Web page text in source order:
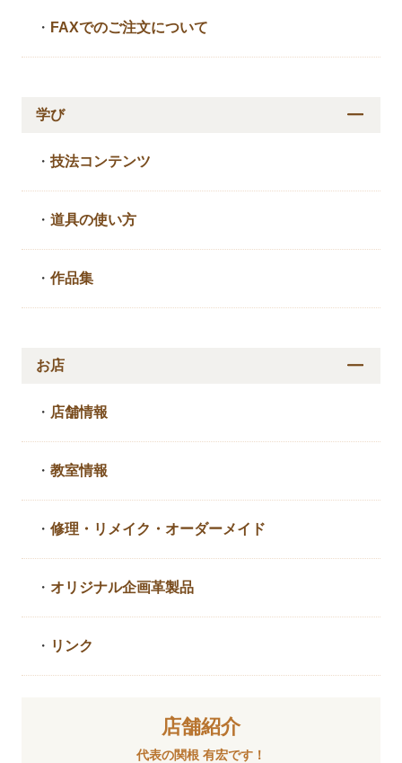
・ FAXでのご注文について
学び
・技法コンテンツ
・道具の使い方
・作品集
お店
・ 店舗情報
・教室情報
・修理・リメイク・ オーダーメイド
・ オリジナル企画革製品
・ リンク
店舗紹介
代表の関根 有宏です！